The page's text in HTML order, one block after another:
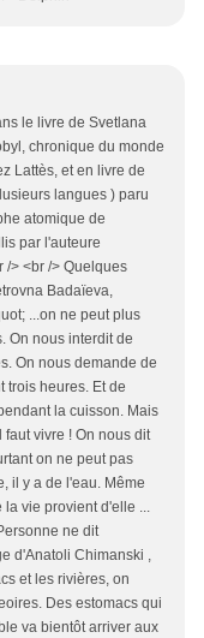
le livre de Svetlana
chronique du monde
Lattès, et en livre de
langues ) paru
atomique de
par l'auteure
/> <br /> Quelques
Badaïeva,
...on ne peut plus
On nous interdit de
On nous demande de
trois heures. Et de
la cuisson. Mais
vivre ! On nous dit
on ne peut pas
il y a de l'eau. Même
la vie provient d'elle ...
ne dit
d'Anatoli Chimanski ,
et les rivières, on
Des estomacs qui
va bientôt arriver aux